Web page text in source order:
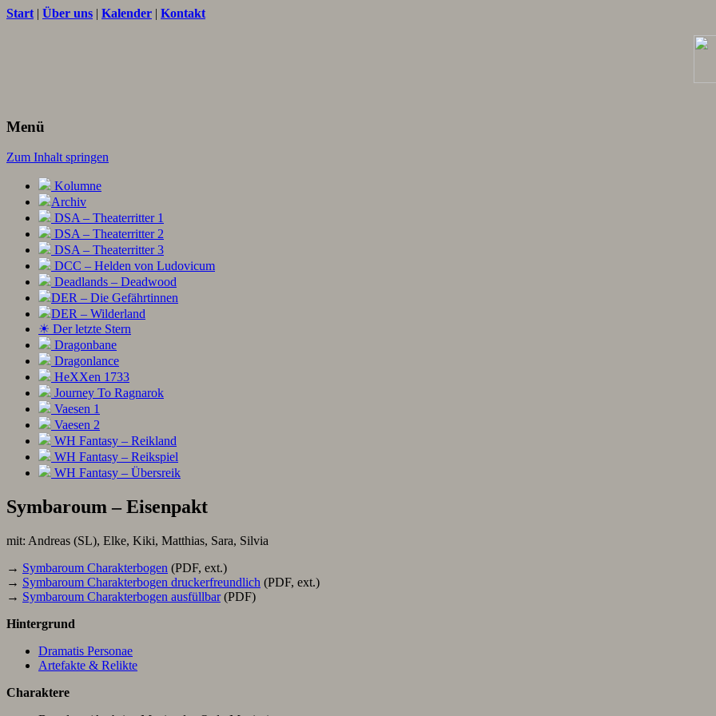
Start | Über uns | Kalender | Kontakt
Menü
Zum Inhalt springen
Kolumne
Archiv
DSA – Theaterritter 1
DSA – Theaterritter 2
DSA – Theaterritter 3
DCC – Helden von Ludovicum
Deadlands – Deadwood
DER – Die Gefährtinnen
DER – Wilderland
☀ Der letzte Stern
Dragonbane
Dragonlance
HeXXen 1733
Journey To Ragnarok
Vaesen 1
Vaesen 2
WH Fantasy – Reikland
WH Fantasy – Reikspiel
WH Fantasy – Übersreik
Symbaroum – Eisenpakt
mit: Andreas (SL), Elke, Kiki, Matthias, Sara, Silvia
→ Symbaroum Charakterbogen (PDF, ext.)
→ Symbaroum Charakterbogen druckerfreundlich (PDF, ext.)
→ Symbaroum Charakterbogen ausfüllbar(PDF)
Hintergrund
Dramatis Personae
Artefakte & Relikte
Charaktere